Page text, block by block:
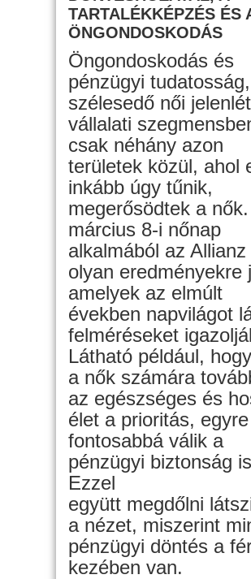
TARTALÉK­KÉPZÉS ÉS
ÖNGONDOSKODÁS
Öngondoskodás és
pénzügyi tudatosság,
szélesedő női
vállalati
csak néhány azon
területek közül, ahol
inkább úgy tűnik,
megerősödtek a
március 8-i nőnap
alkalmából az Allianz
olyan eredményekre
amelyek az elmúlt
években napvilágot
felméréseket
Látható például,
a nők számára
az egészséges és
élet a prioritás, egyre
fontosabbá válik a
pénzügyi biztonság
Ezzel
együtt megdőlni
a nézet, miszerint
pénzügyi döntés a
kezében van.